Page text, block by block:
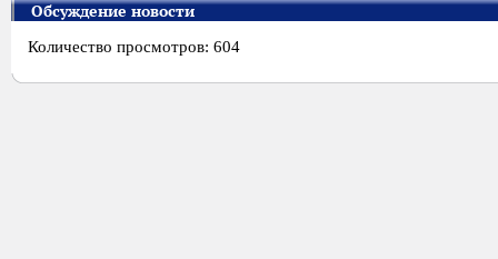
Обсуждение новости
Количество просмотров: 604